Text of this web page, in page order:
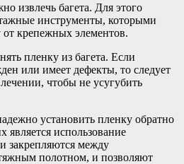
извлечь багета. Для этого
инструменты, которыми
крепежных элементов.
пленку из багета. Если
или имеет дефекты, то следует
чтобы не усугубить
установить пленку обратно
является использование
закрепляются между
полотном, и позволяют